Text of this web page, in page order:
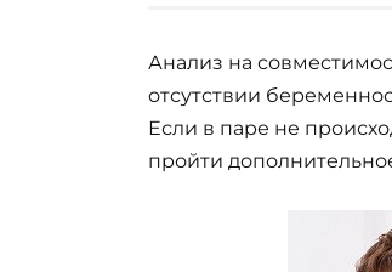
Анализ на
отсутствии
Если в паре не
пройти